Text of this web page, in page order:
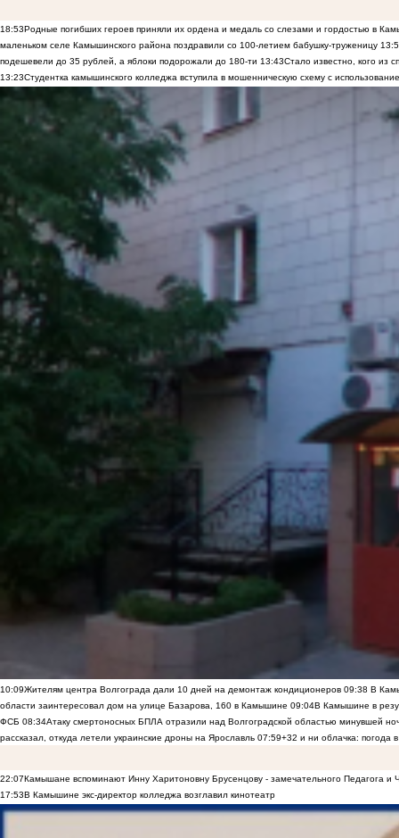
18:53Родные погибших героев приняли их ордена и медаль со слезами и гордостью в
маленьком селе Камышинского района поздравили со 100-летием бабушку-труженицу
подешевели до 35 рублей, а яблоки подорожали до 180-ти 13:43Стало известно, кого из
13:23Студентка камышинского колледжа вступила в мошенническую схему с
10:09Жителям центра Волгограда дали 10 дней на демонтаж кондиционеров 09:38 В
области заинтересовал дом на улице Базарова, 160 в Камышине 09:04В Камышине в
ФСБ 08:34Атаку смертоносных БПЛА отразили над Волгоградской областью минувшей
рассказал, откуда летели украинские дроны на Ярославль 07:59+32 и ни облачка: погода
22:07Камышане вспоминают Инну Харитоновну Брусенцову - замечательного Педагога и
17:53В Камышине экс-директор колледжа возглавил кинотеатр